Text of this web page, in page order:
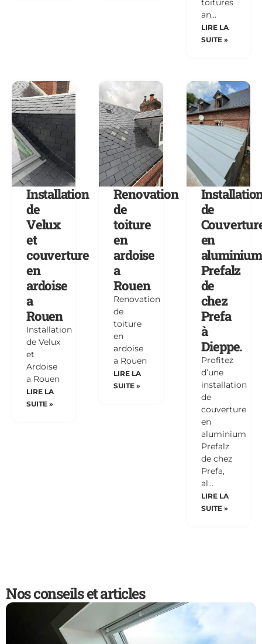
toitures
an…
LIRE LA
SUITE »
Installation
de
Velux
et
couverture
en
ardoise
a
Rouen
Installation
de Velux
et
Ardoise
a Rouen
LIRE LA
SUITE »
Renovation
de
toiture
en
ardoise
a
Rouen
Renovation
de
toiture
en
ardoise
a Rouen
LIRE LA
SUITE »
de
en
aluminium
Prefalz
de
chez
Prefa
à
Dieppe.
Profitez
d’une
installation
de
couverture
en
aluminium
Prefalz
de chez
Prefa,
al…
LIRE LA
SUITE »
Nos conseils et articles